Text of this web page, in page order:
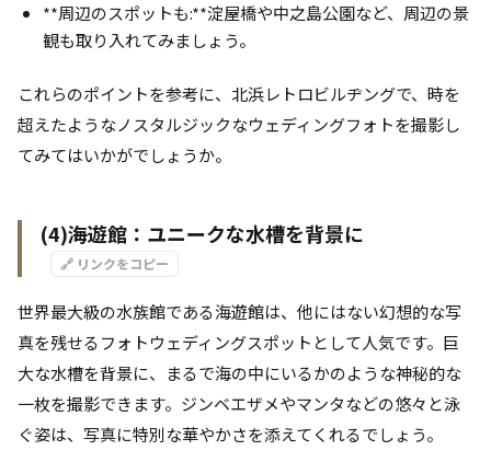
**周辺のスポットも:**淀屋橋や中之島公園など、周辺の景
観も取り入れてみましょう。
これらのポイントを参考に、北浜レトロビルヂングで、時を
超えたようなノスタルジックなウェディングフォトを撮影し
てみてはいかがでしょうか。
(4)海遊館：ユニークな水槽を背景に
🔗 リンクをコピー
世界最大級の水族館である海遊館は、他にはない幻想的な写
真を残せるフォトウェディングスポットとして人気です。巨
大な水槽を背景に、まるで海の中にいるかのような神秘的な
一枚を撮影できます。ジンベエザメやマンタなどの悠々と泳
ぐ姿は、写真に特別な華やかさを添えてくれるでしょう。